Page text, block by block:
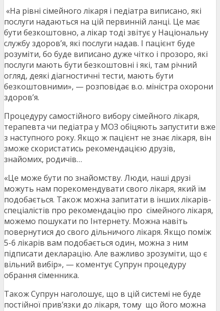
«На рівні сімейного лікаря і педіатра виписано, які
послуги надаються на цій первинній ланці. Це має
бути безкоштовно, а лікар тоді звітує у Національну
службу здоров’я, які послуги надав. І пацієнт буде
розуміти, бо буде виписано дуже чітко і прозоро, які
послуги мають бути безкоштовні і які, там річний
огляд, деякі діагностичні тести, мають бути
безкоштовними», — розповідає в.о. міністра охорони
здоров’я.
Процедуру самостійного вибору сімейного лікаря,
терапевта чи педіатра у МОЗ обіцяють запустити вже
з наступного року. Якщо ж пацієнт не знає лікаря, він
зможе скористатись рекомендацією друзів,
знайомих, родичів…
«Це може бути по знайомству. Люди, наші друзі
можуть нам порекомендувати свого лікаря, який їм
подобається. Також можна запитати в інших лікарів-
спеціалістів про рекомендацію про сімейного лікаря,
можемо пошукати по Інтернету. Можна навіть
повернутися до свого дільничого лікаря. Якщо поміж
5-6 лікарів вам подобається один, можна з ним
підписати декларацію. Але важливо зрозуміти, що є
вільний вибір», — коментує Супрун процедуру
обрання сіменника.
Також Супрун наголошує, що в цій системі не буде
постійної прив’язки до лікаря, тому що його можна